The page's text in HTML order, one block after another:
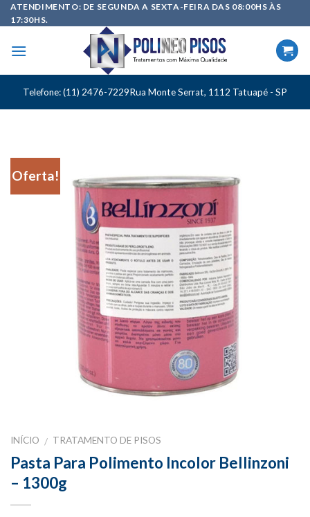
Skip
to
ATENDIMENTO: DE SEGUNDA A SEXTA-FEIRA DAS 08:00HS ÀS
17:30HS.
Telefone: (11) 2476-7229Rua Monte Serrat, 1112 Tatuapé - SP
Oferta!
INÍCIO / TRATAMENTO DE PISOS
Pasta Para Polimento Incolor Bellinzoni
– 1300g